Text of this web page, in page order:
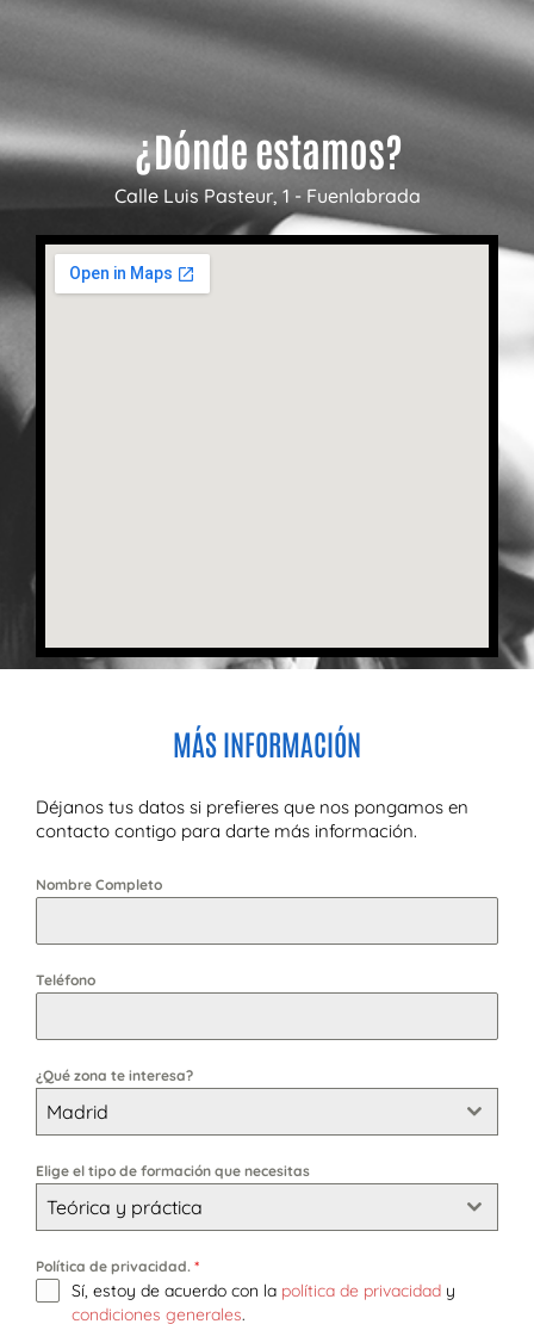
¿Dónde estamos?
Calle Luis Pasteur, 1 - Fuenlabrada
MÁS INFORMACIÓN
Déjanos tus datos si prefieres que nos pongamos en
contacto contigo para darte más información.
Nombre Completo
Teléfono
¿Qué zona te interesa?
Madrid
Elige el tipo de formación que necesitas
Teórica y práctica
Política de privacidad. *
Sí, estoy de acuerdo con la política de privacidad y
condiciones generales.